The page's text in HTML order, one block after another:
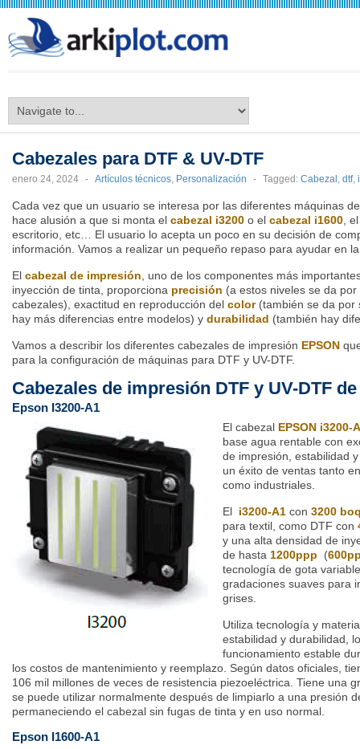
Cabezales para DTF & UV-DTF
enero 24, 2024 - Artículos técnicos, Personalización - Tagged: Cabezal , dtf,
Cada vez que un usuario se interesa por las diferentes máquinas
hace alusión a que si monta el cabezal i3200 o el cabezal i1600,
escritorio, etc… El usuario lo acepta un poco en su decisión de
información. Vamos a realizar un pequeño repaso para ayudar en
El cabezal de impresión, uno de los componentes más
inyección de tinta, proporciona precisión (a estos niveles se da
cabezales), exactitud en reproducción del color(también se da por
hay más diferencias entre modelos) y durabilidad (también hay
Vamos a describir los diferentes cabezales de impresión EPSON
para la configuración de máquinas para DTF y UV-DTF.
Cabezales de impresión DTF y UV-DTF
Epson I3200-A1
El cabezal EPSON i3200-
base agua rentable con
de impresión, estabilidad
un éxito de ventas tanto
como industriales.
El i3200-A1con 3200
para textil, como DTF con
y una alta densidad de
de hasta 1200ppp (
tecnología de gota
gradaciones suaves para
grises.
Utiliza tecnología y
estabilidad y durabilidad,
funcionamiento estable
los costos de mantenimiento y reemplazo. Según datos oficiales,
106 mil millones de veces de resistencia piezoeléctrica. Tiene una
se puede utilizar normalmente después de limpiarlo a una presión
permaneciendo el cabezal sin fugas de tinta y en uso normal.
Epson I1600-A1